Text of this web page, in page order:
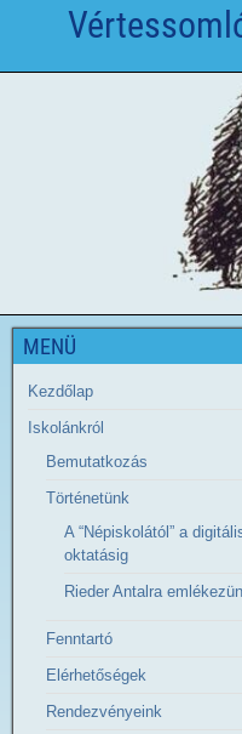
MENÜ
Kezdőlap
Iskolánkról
Bemutatkozás
Történetünk
A “Népiskolától” a
oktatásig
Rieder Antalra
Fenntartó
Elérhetőségek
Rendezvényeink